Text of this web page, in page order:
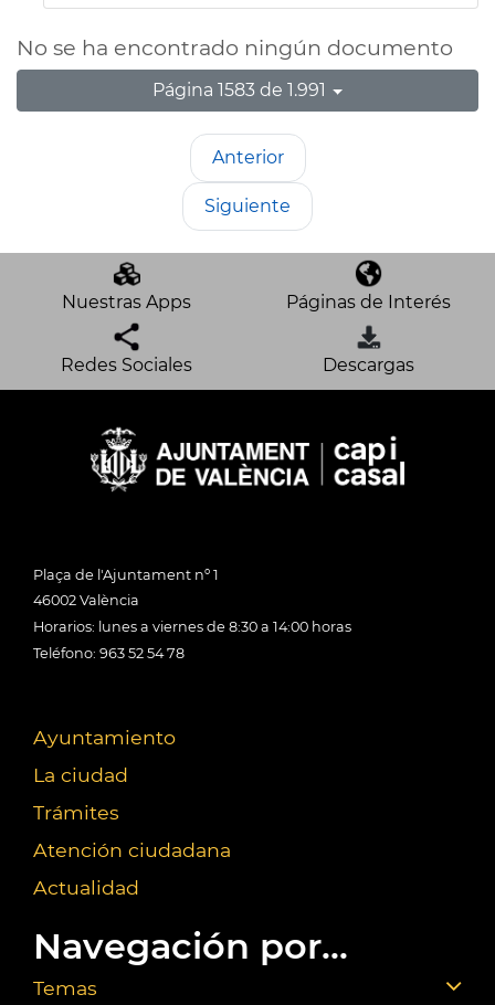
No se ha encontrado ningún documento
Página 1583 de 1.991
Anterior
Siguiente
Nuestras Apps Páginas de Interés
Redes Sociales Descargas
Plaça de l'Ajuntament nº 1
46002 València
Horarios: lunes a viernes de 8:30 a 14:00 horas
Teléfono: 963 52 54 78
Ayuntamiento
La ciudad
Trámites
Atención ciudadana
Actualidad
Navegación por...
Temas